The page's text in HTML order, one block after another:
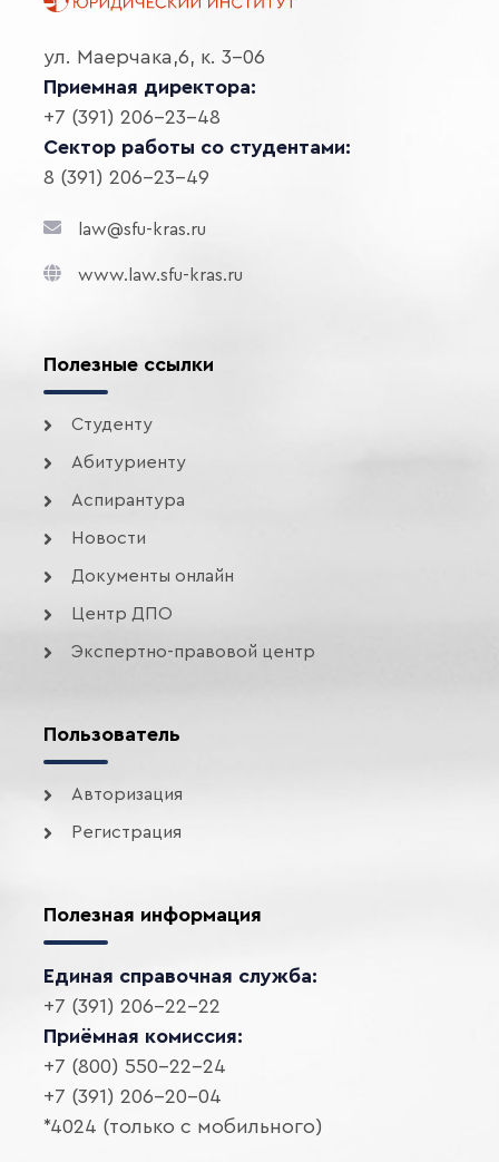
ул. Маерчака,6, к. 3-06
Приемная директора:
+7 (391) 206-23-48
Сектор работы со студентами:
8 (391) 206-23-49
law@sfu-kras.ru
www.law.sfu-kras.ru
Полезные ссылки
Студенту
Абитуриенту
Аспирантура
Новости
Документы онлайн
Центр ДПО
Экспертно-правовой центр
Пользователь
Авторизация
Регистрация
Полезная информация
Единая справочная служба:
+7 (391) 206-22-22
Приёмная комиссия:
+7 (800) 550-22-24
+7 (391) 206-20-04
*4024 (только с мобильного)